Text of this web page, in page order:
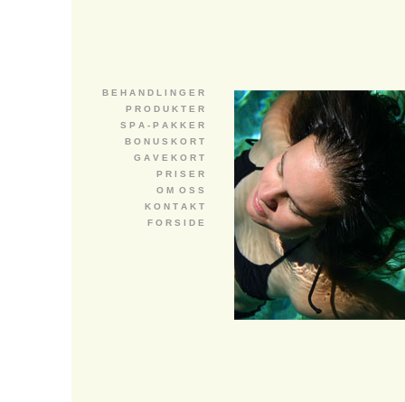
B E H A N D L I N G E R
P R O D U K T E R
S P A - P A K K E R
B O N U S K O R T
G A V E K O R T
P R I S E R
O M O S S
K O N T A K T
F O R S I D E